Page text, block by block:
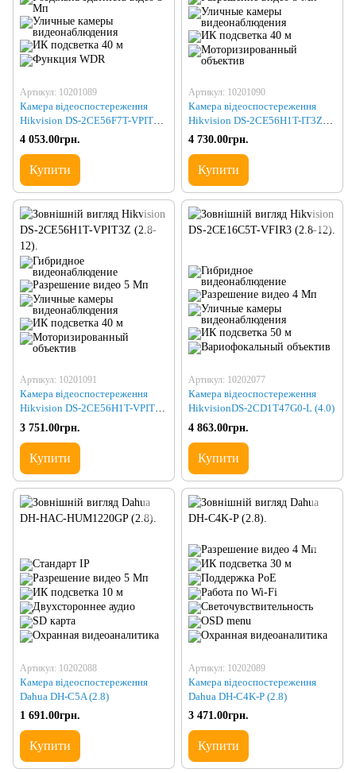
Артикул: 10201089
Камера відеоспостереження
Hikvision DS-2CE56F7T-VPIT3Z
(2.8-12)
4 053.00грн.
Купити
Артикул: 10201090
Камера відеоспостереження
Hikvision DS-2CE56H1T-IT3Z
(2.8-12)
4 730.00грн.
Купити
Артикул: 10201091
Камера відеоспостереження
Hikvision DS-2CE56H1T-VPIT3Z
(2.8-12)
3 751.00грн.
Купити
Артикул: 10202077
Камера відеоспостереження
HikvisionDS-2CD1T47G0-L (4.0)
4 863.00грн.
Купити
Артикул: 10202088
Камера відеоспостереження
Dahua DH-C5A (2.8)
1 691.00грн.
Купити
Артикул: 10202089
Камера відеоспостереження
Dahua DH-C4K-P (2.8)
3 471.00грн.
Купити